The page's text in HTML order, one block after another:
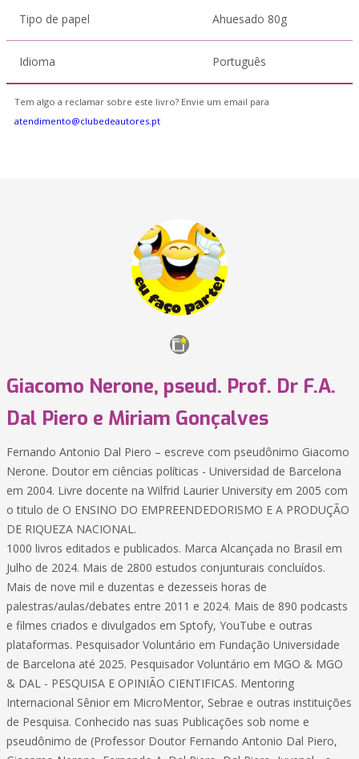
Tipo de papel Ahuesado 80g
Idioma Português
Tem algo a reclamar sobre este livro? Envie um email para
atendimento@clubedeautores.pt
Giacomo Nerone, pseud. Prof. Dr F.A.
Dal Piero e Miriam Gonçalves
Fernando Antonio Dal Piero – escreve com pseudônimo Giacomo
Nerone. Doutor em ciências políticas - Universidad de Barcelona
em 2004. Livre docente na Wilfrid Laurier University em 2005 com
o titulo de O ENSINO DO EMPREENDEDORISMO E A PRODUÇÃO
DE RIQUEZA NACIONAL.
1000 livros editados e publicados. Marca Alcançada no Brasil em
Julho de 2024. Mais de 2800 estudos conjunturais concluídos.
Mais de nove mil e duzentas e dezesseis horas de
palestras/aulas/debates entre 2011 e 2024. Mais de 890 podcasts
e filmes criados e divulgados em Sptofy, YouTube e outras
plataformas. Pesquisador Voluntário em Fundação Universidade
de Barcelona até 2025. Pesquisador Voluntário em MGO & MGO
& DAL - PESQUISA E OPINIÃO CIENTIFICAS. Mentoring
Internacional Sênior em MicroMentor, Sebrae e outras instituições
de Pesquisa. Conhecido nas suas Publicações sob nome e
pseudônimo de (Professor Doutor Fernando Antonio Dal Piero,